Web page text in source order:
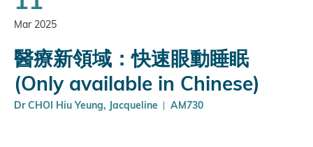
Mar 2025
醫療新領域：快速眼動睡眠
(Only available in Chinese)
Dr CHOI Hiu Yeung, Jacqueline AM730